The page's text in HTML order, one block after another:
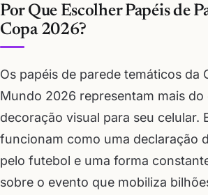
Por Que Escolher Papéis de
Copa 2026?
Os papéis de parede temáticos da
Mundo 2026 representam mais do
decoração visual para seu celular.
funcionam como uma declaração
pelo futebol e uma forma
sobre o evento que mobiliza